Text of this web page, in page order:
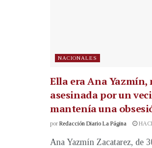
NACIONALES
Ella era Ana Yazmín,
asesinada por un
mantenía una
por Redacción Diario La Página
Ana Yazmín Zacatarez, de